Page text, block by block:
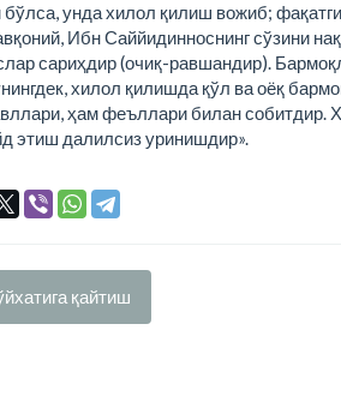
унда хилол қилиш вожиб;
Ибн Саййидинноснинг сўзини
сариҳдир (очиқ-равшандир).
хилол қилишда қўл ва оёқ
ҳам феъллари билан собитдир.
этиш далилсиз уринишдир».
қайтиш